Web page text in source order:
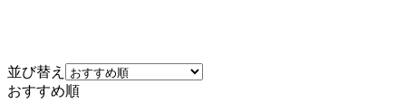
並び替え
おすすめ順